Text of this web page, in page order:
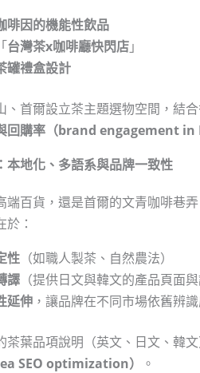
啡因的機能性飲品
台灣茶x咖啡廳快閃店」
罐禮盒設計
、首爾設立茶主題選物空間，結
回購率（brand engagement in
本地化、多語系與品牌一致性
端百貨，還是首爾的文青咖啡
：
性 （如職人製茶、自然農法）
譯 （提供日文與韓文的產品頁面與
延伸 ，讓品牌在不同市場依舊辨
茶葉品項說明（英文、日文、韓
SEO optimization）
。